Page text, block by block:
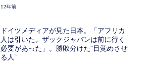
12年前
ドイツメディアが見た日本。「アフリカ
人は引いた。ザックジャパンは前に行く
必要があった」。勝敗分けた“目覚めさせ
る人”